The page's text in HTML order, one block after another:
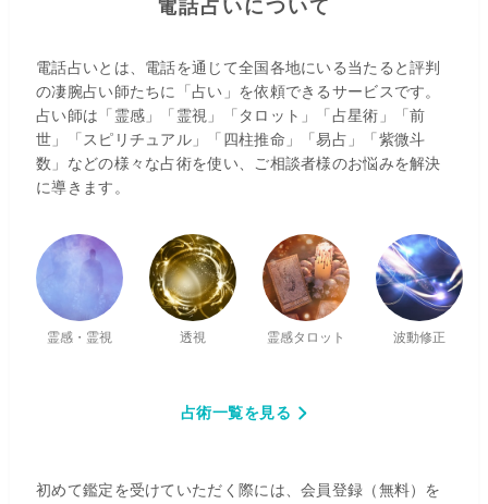
電話占いについて
電話占いとは、電話を通じて全国各地にいる当たると評判
の凄腕占い師たちに「占い」を依頼できるサービスです。
占い師は「霊感」「霊視」「タロット」「占星術」「前
世」「スピリチュアル」「四柱推命」「易占」「紫微斗
数」などの様々な占術を使い、ご相談者様のお悩みを解決
に導きます。
霊感・霊視 透視 霊感タロット 波動修正
占術一覧を見る
初めて鑑定を受けていただく際には、会員登録（無料）を